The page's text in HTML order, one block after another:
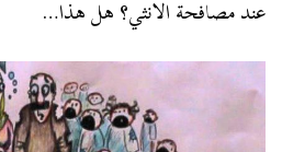
عند مصافحة الانثي؟ هل هذا…